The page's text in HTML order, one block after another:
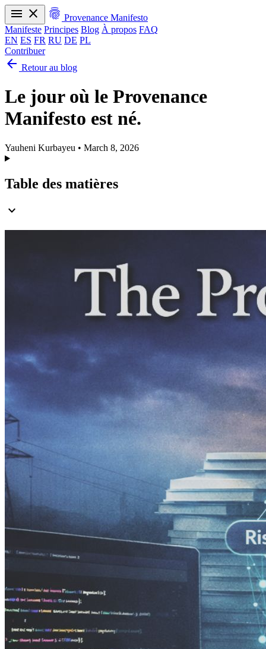
menu close fingerprint Provenance Manifesto
Manifeste Principes Blog À propos FAQ
EN ES FR RU DE PL
Contribuer
Manifeste
ES FR RU DE
arrow_back Retour au blog
Le jour où le Provenance
Manifesto est né.
Yauheni Kurbayeu • March 8, 2026
Table des matières
expand_more